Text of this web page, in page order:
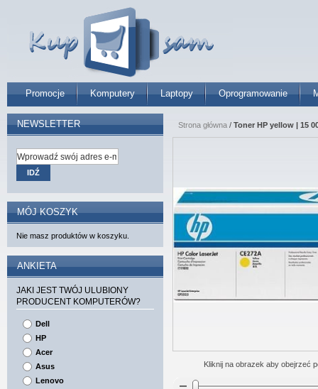
Promocje Komputery Laptopy Oprogramowanie
Strona główna / Toner HP yellow | 15
Kliknij na obrazek aby obejrzeć
NEWSLETTER
IDŹ
MÓJ KOSZYK
Nie masz produktów w koszyku.
ANKIETA
JAKI JEST TWÓJ ULUBIONY
PRODUCENT KOMPUTERÓW?
Dell
HP
Acer
Asus
Lenovo